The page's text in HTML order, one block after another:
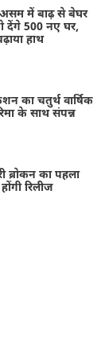
में बाढ़ से बेघर
देंगे 500 नए घर,
हाथ
का चतुर्थ वार्षिक
के साथ संपन्न
ब्रोकन का पहला
रिलीज